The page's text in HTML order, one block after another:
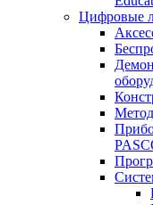
Цифровые